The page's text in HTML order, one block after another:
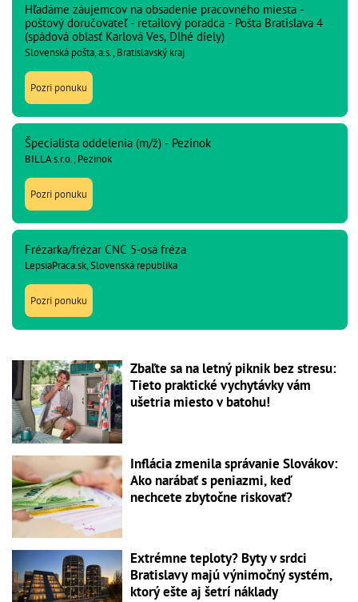
Hľadáme záujemcov na obsadenie pracovného miesta -
poštový doručovateľ - retailový poradca - Pošta Bratislava 4
(spádová oblasť Karlová Ves, Dlhé diely)
Slovenská pošta, a.s., Bratislavský kraj
Pozri ponuku
Špecialista oddelenia (m/ž) - Pezinok
BILLA s.r.o., Pezinok
Pozri ponuku
Frézarka/frézar CNC 5-osá fréza
LepsiaPraca.sk, Slovenská republika
Pozri ponuku
Zbaľte sa na letný piknik bez stresu:
Tieto praktické vychytávky vám
ušetria miesto v batohu!
Inflácia zmenila správanie Slovákov:
Ako narábať s peniazmi, keď
nechcete zbytočne riskovať?
Extrémne teploty? Byty v srdci
Bratislavy majú výnimočný systém,
ktorý ešte aj šetrí náklady